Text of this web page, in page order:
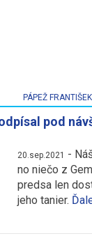
PÁPEŽ FRANTIŠEK
pod
20.sep.2021 -
no niečo z
predsa len
jeho tanier.